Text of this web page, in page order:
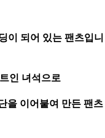
이 되어 있는 팬츠입니
인 녀석으로
을 이어붙여 만든 팬츠